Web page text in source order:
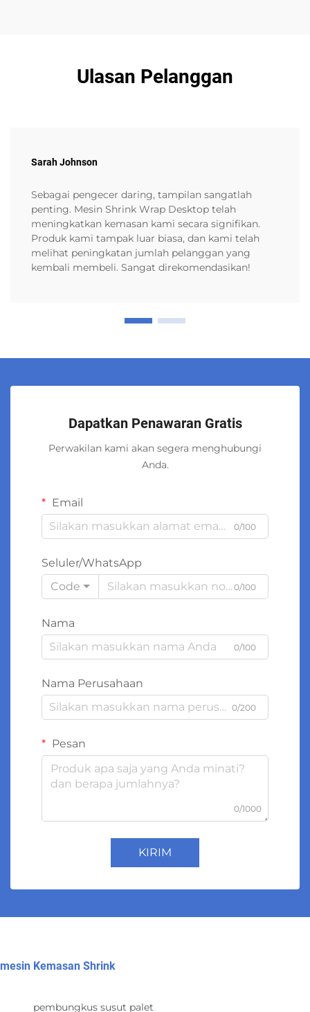
Ulasan Pelanggan
Sarah Johnson
Sebagai pengecer daring, tampilan sangatlah
penting. Mesin Shrink Wrap Desktop telah
meningkatkan kemasan kami secara signifikan.
Produk kami tampak luar biasa, dan kami telah
melihat peningkatan jumlah pelanggan yang
kembali membeli. Sangat direkomendasikan!
Dapatkan Penawaran Gratis
Perwakilan kami akan segera menghubungi
Anda.
Email
0/100
Seluler/WhatsApp
Code
0/100
Nama
0/100
Nama Perusahaan
0/200
Pesan
0/1000
KIRIM
mesin Kemasan Shrink
pembungkus susut palet